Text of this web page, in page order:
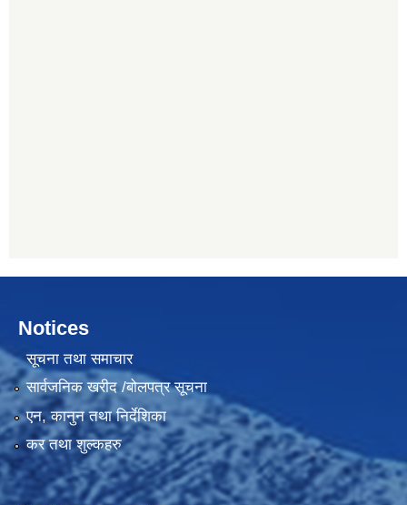
Notices
सूचना तथा समाचार
सार्वजनिक खरीद /बोलपत्र सूचना
एन, कानुन तथा निर्देशिका
कर तथा शुल्कहरु